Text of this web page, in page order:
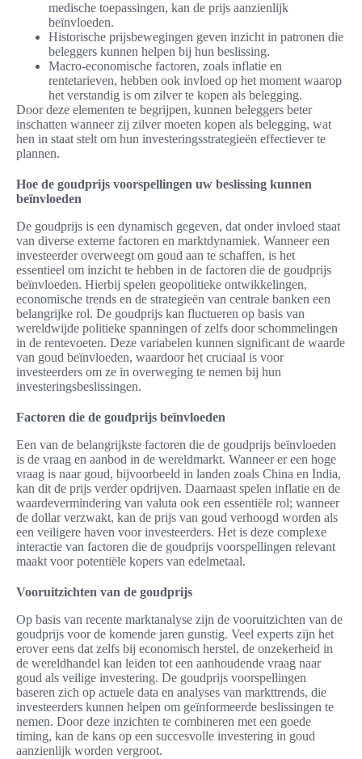
medische toepassingen, kan de prijs aanzienlijk
beïnvloeden.
Historische prijsbewegingen geven inzicht in patronen die
beleggers kunnen helpen bij hun beslissing.
Macro-economische factoren, zoals inflatie en
rentetarieven, hebben ook invloed op het moment waarop
het verstandig is om zilver te kopen als belegging.
Door deze elementen te begrijpen, kunnen beleggers beter
inschatten wanneer zij zilver moeten kopen als belegging, wat
hen in staat stelt om hun investeringsstrategieën effectiever te
plannen.
Hoe de goudprijs voorspellingen uw beslissing kunnen
beïnvloeden
De goudprijs is een dynamisch gegeven, dat onder invloed staat
van diverse externe factoren en marktdynamiek. Wanneer een
investeerder overweegt om goud aan te schaffen, is het
essentieel om inzicht te hebben in de factoren die de goudprijs
beïnvloeden. Hierbij spelen geopolitieke ontwikkelingen,
economische trends en de strategieën van centrale banken een
belangrijke rol. De goudprijs kan fluctueren op basis van
wereldwijde politieke spanningen of zelfs door schommelingen
in de rentevoeten. Deze variabelen kunnen significant de waarde
van goud beïnvloeden, waardoor het cruciaal is voor
investeerders om ze in overweging te nemen bij hun
investeringsbeslissingen.
Factoren die de goudprijs beïnvloeden
Een van de belangrijkste factoren die de goudprijs beïnvloeden
is de vraag en aanbod in de wereldmarkt. Wanneer er een hoge
vraag is naar goud, bijvoorbeeld in landen zoals China en India,
kan dit de prijs verder opdrijven. Daarnaast spelen inflatie en de
waardevermindering van valuta ook een essentiële rol; wanneer
de dollar verzwakt, kan de prijs van goud verhoogd worden als
een veiligere haven voor investeerders. Het is deze complexe
interactie van factoren die de goudprijs voorspellingen relevant
maakt voor potentiële kopers van edelmetaal.
Vooruitzichten van de goudprijs
Op basis van recente marktanalyse zijn de vooruitzichten van de
goudprijs voor de komende jaren gunstig. Veel experts zijn het
erover eens dat zelfs bij economisch herstel, de onzekerheid in
de wereldhandel kan leiden tot een aanhoudende vraag naar
goud als veilige investering. De goudprijs voorspellingen
baseren zich op actuele data en analyses van markttrends, die
investeerders kunnen helpen om geïnformeerde beslissingen te
nemen. Door deze inzichten te combineren met een goede
timing, kan de kans op een succesvolle investering in goud
aanzienlijk worden vergroot.